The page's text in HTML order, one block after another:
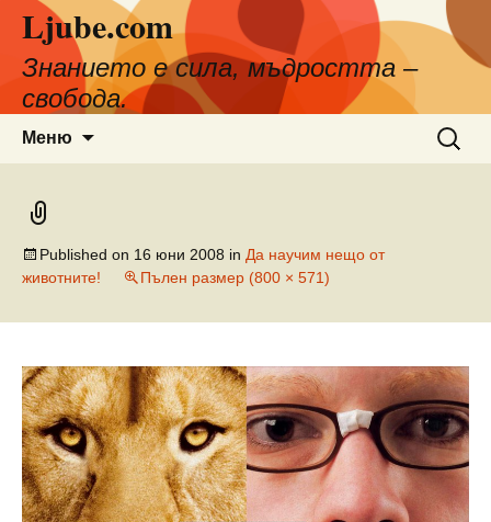
съдържанието
Ljube.com
Знанието е сила, мъдростта –
свобода.
Меню
за:
Published on 16 юни 2008 in Да научим нещо от
животните!
Пълен размер (800 × 571)